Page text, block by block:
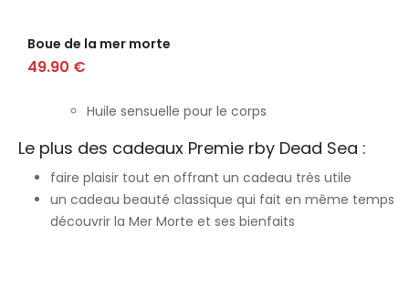
Boue de la mer morte
49.90 €
Huile sensuelle pour le corps
Le plus des cadeaux Premie rby Dead Sea :
faire plaisir tout en offrant un cadeau très utile
un cadeau beauté classique qui fait en même temps
découvrir la Mer Morte et ses bienfaits